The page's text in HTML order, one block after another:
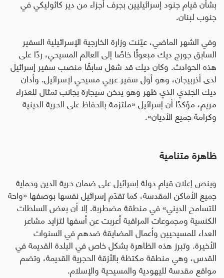
بشأن قيام جنود إسرائيليين بجرف أجزاء من دير كاثوليكي في
جنوب لبنان.
وفي الشهر الماضي، عيّنت وزارة الخارجية الإسرائيلية السفير
السابق جورج ديك مبعوثًا خاصًا إلى العالم المسيحي، ردًا على
هذه الحوادث. وكان ديك قد شغل سابقًا منصب سفير إسرائيل
لدى أذربيجان، وهو أول سفير عربي مسيحي لإسرائيل. وأدان
ديك الجندي الذي ظهر وهو يدخن سيجارة بجانب تمثال للعذراء
مريم، مؤكدًا أن إسرائيل «ملتزمة بالحفاظ على الحرية الدينية
وكرامة جميع الأديان».
ظاهرة متنامية
وينص إعلان قيام دولة إسرائيل على ضمان حرية الدين وحماية
جميع الأماكن المقدسة، كما تقدّم إسرائيل نفسها بوصفها «واحة
للتسامح الديني» في منطقة مضطربة. إلا أن بعض السلطات
الكنسية ومجموعات المراقبة أعربت عن أسفها لتزايد مشاعر
العداء للمسيحيين وأعمال المضايقة ضدهم في السنوات
الأخيرة. وتبرز هذه الظاهرة بشكل خاص في البلدة القديمة في
القدس، وهي منطقة مكتظة بالأزقة الحجرية القديمة، وتضم
مواقع مقدسة لليهودية والمسيحية والإسلام.